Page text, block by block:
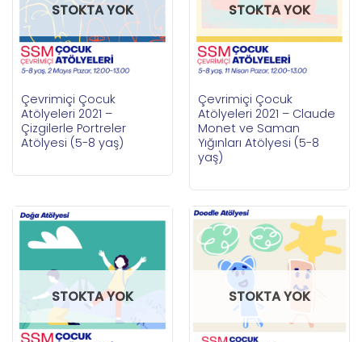
STOKTA YOK
Çevrimiçi Çocuk
Atölyeleri 2021 –
Çizgilerle Portreler
Atölyesi (5-8 yaş)
STOKTA YOK
Çevrimiçi Çocuk
Atölyeleri 2021 – Claude
Monet ve Saman
Yığınları Atölyesi (5-8
yaş)
STOKTA YOK STOKTA YOK